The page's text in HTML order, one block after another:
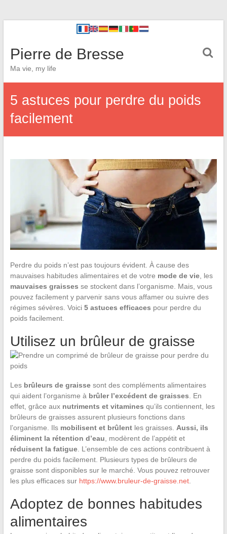
Pierre de Bresse
Ma vie, my life
5 astuces pour perdre du poids
facilement
Perdre du poids n’est pas toujours évident. À cause des
mauvaises habitudes alimentaires et de votre mode de vie, les
mauvaises graisses se stockent dans l’organisme. Mais, vous
pouvez facilement y parvenir sans vous affamer ou suivre des
régimes sévères. Voici 5 astuces efficaces pour perdre du
poids facilement.
Utilisez un brûleur de graisse
Les brûleurs de graissesont des compléments alimentaires
qui aident l’organisme à brûler l’excédent de graisses . En
effet, grâce aux nutriments et vitamines qu’ils contiennent, les
brûleurs de graisses assurent plusieurs fonctions dans
l’organisme. Ils mobilisent et brûlentles graisses. Aussi, ils
éliminent la rétention d’eau , modèrent de l’appétit et
réduisent la fatigue. L’ensemble de ces actions contribuent à
perdre du poids facilement. Plusieurs types de brûleurs de
graisse sont disponibles sur le marché. Vous pouvez retrouver
les plus efficaces sur https://www.bruleur-de-graisse.net.
Adoptez de bonnes habitudes
alimentaires